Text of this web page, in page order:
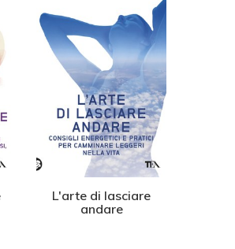
L'arte di lasciare
andare